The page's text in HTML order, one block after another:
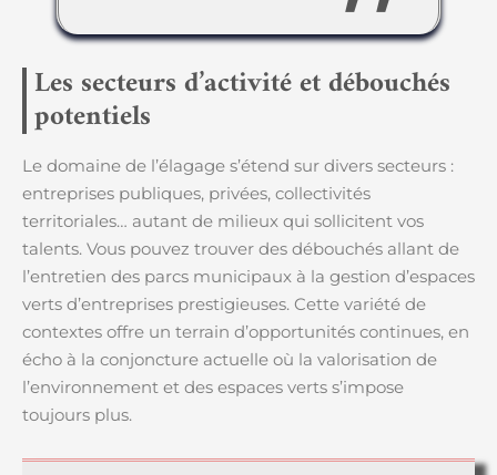
Les secteurs d’activité et débouchés
potentiels
Le domaine de l’élagage s’étend sur divers secteurs :
entreprises publiques, privées, collectivités
territoriales… autant de milieux qui sollicitent vos
talents. Vous pouvez trouver des débouchés allant de
l’entretien des parcs municipaux à la gestion d’espaces
verts d’entreprises prestigieuses. Cette variété de
contextes offre un terrain d’opportunités continues, en
écho à la conjoncture actuelle où la valorisation de
l’environnement et des espaces verts s’impose
toujours plus.